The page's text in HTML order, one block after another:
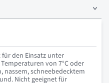
für den Einsatz unter
von 7°C oder
schneebedecktem
Nicht geeignet für